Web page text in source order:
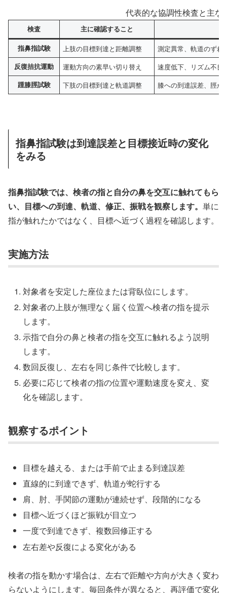
代表的な協調性検査と主な
検査 主に確認すること
指鼻指試験 上肢の目標到達と距離調整 測定異常、軌道のずれ
反復拮抗運動 運動方向の素早い切り替え 速度低下、リズム不良
踵膝脛試験 下肢の目標到達と軌道調整 膝への到達誤差、脛か
指鼻指試験は到達誤差と目標接近時の変化
をみる
指鼻指試験では、検者の指と自分の鼻を交互に触れてもら
い、目標への到達、軌道、修正、振戦を観察します。 単に
指が触れたかではなく、目標へ近づく過程を確認します。
実施方法
対象者を安定した座位または背臥位にします。
対象者の上肢が無理なく届く位置へ検者の指を提示
します。
示指で自分の鼻と検者の指を交互に触れるよう説明
します。
数回反復し、左右を同じ条件で比較します。
必要に応じて検者の指の位置や運動速度を変え、変
化を確認します。
観察するポイント
目標を越える、または手前で止まる到達誤差
直線的に到達できず、軌道が蛇行する
肩、肘、手関節の運動が連続せず、段階的になる
目標へ近づくほど振戦が目立つ
一度で到達できず、複数回修正する
左右差や反復による変化がある
検者の指を動かす場合は、左右で距離や方向が大きく変わ
らないようにします。毎回条件が異なると、再評価で変化